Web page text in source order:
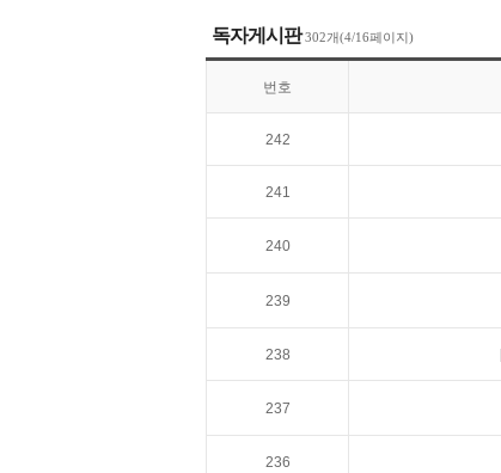
독자게시판302개(4/16페이지)
번호
242
241
240
239
238
237
236